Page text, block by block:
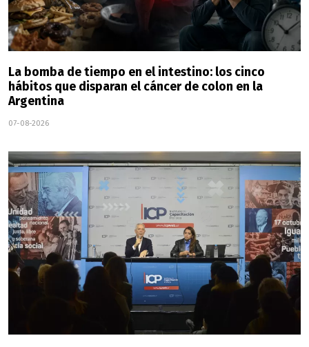
La bomba de tiempo en el intestino: los cinco
hábitos que disparan el cáncer de colon en la
Argentina
07-08-2026